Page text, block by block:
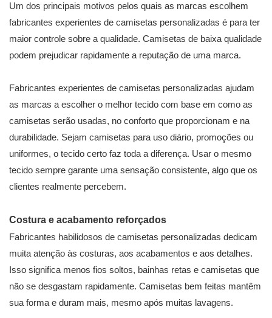
Um dos principais motivos pelos quais as marcas escolhem
fabricantes experientes de camisetas personalizadas é para ter
maior controle sobre a qualidade. Camisetas de baixa qualidade
podem prejudicar rapidamente a reputação de uma marca.
Fabricantes experientes de camisetas personalizadas ajudam
as marcas a escolher o melhor tecido com base em como as
camisetas serão usadas, no conforto que proporcionam e na
durabilidade. Sejam camisetas para uso diário, promoções ou
uniformes, o tecido certo faz toda a diferença. Usar o mesmo
tecido sempre garante uma sensação consistente, algo que os
clientes realmente percebem.
Costura e acabamento reforçados
Fabricantes habilidosos de camisetas personalizadas dedicam
muita atenção às costuras, aos acabamentos e aos detalhes.
Isso significa menos fios soltos, bainhas retas e camisetas que
não se desgastam rapidamente. Camisetas bem feitas mantêm
sua forma e duram mais, mesmo após muitas lavagens.